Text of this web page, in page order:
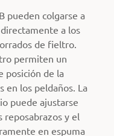
pueden colgarse a
a los
de fieltro.
permiten un
posición de la
en los peldaños. La
puede ajustarse
reposabrazos y el
en espuma